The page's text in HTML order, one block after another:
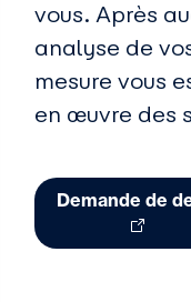
vous. Après
analyse de
mesure vous
en œuvre des
Demande de